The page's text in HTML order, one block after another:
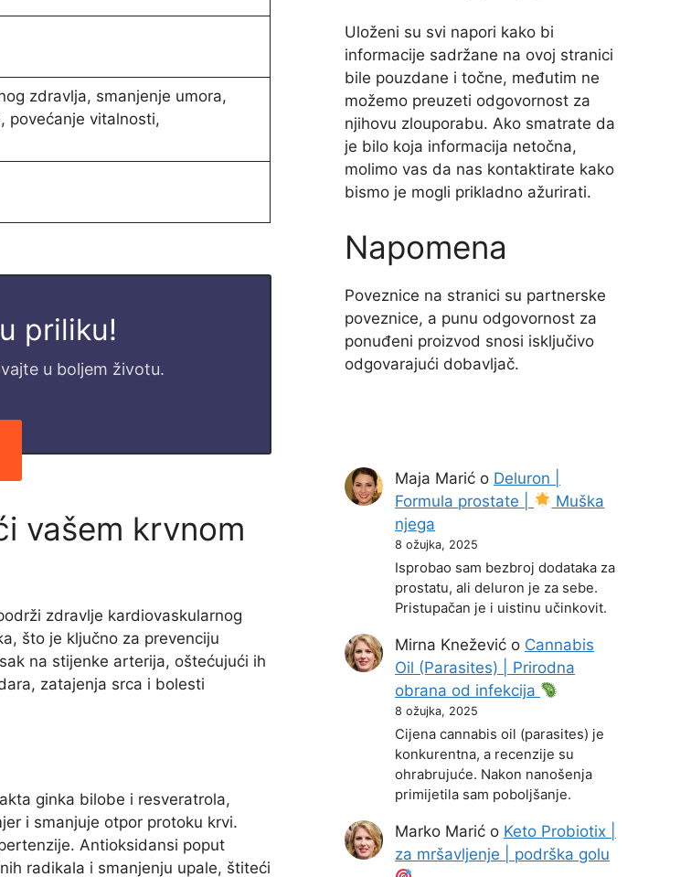
zdravlja, smanjenje umora,
povećanje vitalnosti,
priliku!
u boljem životu.
vašem krvnom
zdravlje kardiovaskularnog
što je ključno za prevenciju
na stijenke arterija, oštećujući ih
zatajenja srca i bolesti
ginka bilobe i resveratrola,
i smanjuje otpor protoku krvi.
Antioksidansi poput
radikala i smanjenju upale, štiteći
Uloženi su svi napori kako bi
informacije sadržane na ovoj stranici
bile pouzdane i točne, međutim ne
možemo preuzeti odgovornost za
njihovu zlouporabu. Ako smatrate da
je bilo koja informacija netočna,
molimo vas da nas kontaktirate kako
bismo je mogli prikladno ažurirati.
Napomena
Poveznice na stranici su partnerske
poveznice, a punu odgovornost za
ponuđeni proizvod snosi isključivo
odgovarajući dobavljač.
Maja Marić o Deluron |
Formula prostate |
Muška
njega
8 ožujka, 2025
Isprobao sam bezbroj dodataka za
prostatu, ali deluron je za sebe.
Pristupačan je i uistinu učinkovit.
Mirna Knežević o Cannabis
Oil (Parasites) | Prirodna
obrana od infekcija
8 ožujka, 2025
Cijena cannabis oil (parasites) je
konkurentna, a recenzije su
ohrabrujuće. Nakon nanošenja
primijetila sam poboljšanje.
Marko Marić o Keto Probiotix |
za mršavljenje | podrška golu